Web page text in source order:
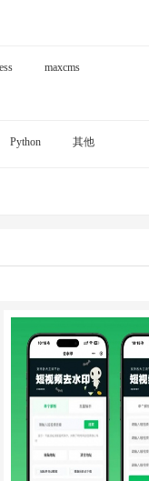
maxcms
Python 其他